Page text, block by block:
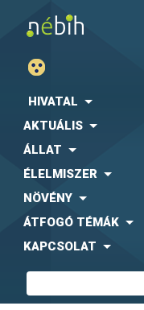
HIVATAL
AKTUÁLIS
ÁLLAT
ÉLELMISZER
NÖVÉNY
ÁTFOGÓ TÉMÁK
KAPCSOLAT